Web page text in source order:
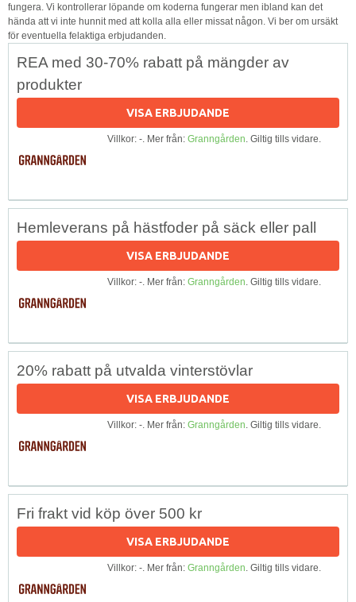
fungera. Vi kontrollerar löpande om koderna fungerar men ibland kan det
hända att vi inte hunnit med att kolla alla eller missat någon. Vi ber om ursäkt
för eventuella felaktiga erbjudanden.
REA med 30-70% rabatt på mängder av
produkter
VISA ERBJUDANDE
Villkor: -. Mer från: Granngården. Giltig tills vidare.
Hemleverans på hästfoder på säck eller pall
VISA ERBJUDANDE
Villkor: -. Mer från: Granngården. Giltig tills vidare.
20% rabatt på utvalda vinterstövlar
VISA ERBJUDANDE
Villkor: -. Mer från: Granngården. Giltig tills vidare.
Fri frakt vid köp över 500 kr
VISA ERBJUDANDE
Villkor: -. Mer från: Granngården. Giltig tills vidare.